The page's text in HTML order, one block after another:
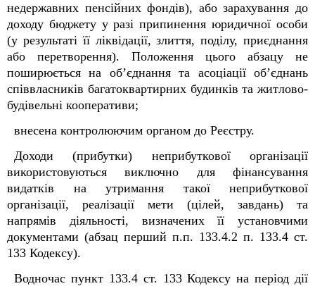
недержавних пенсійних фондів), або зарахування до
доходу бюджету у разі припинення юридичної особи
(у результаті її ліквідації, злиття, поділу, приєднання
або перетворення). Положення цього абзацу не
поширюється на об’єднання та асоціації об’єднань
співвласників багатоквартирних будинків та житлово-
будівельні кооперативи;
внесена контролюючим органом до Реєстру.
Доходи (прибутки) неприбуткової організації
використовуються виключно для фінансування
видатків на утримання такої неприбуткової
організації, реалізації мети (цілей, завдань) та
напрямів діяльності, визначених її установчими
документами (абзац перший п.п. 133.4.2 п. 133.4 ст.
133 Кодексу).
Водночас пункт 133.4 ст. 133 Кодексуна період дії